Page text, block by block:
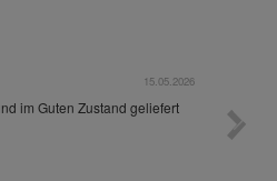
15.05.2026
im Guten Zustand geliefert